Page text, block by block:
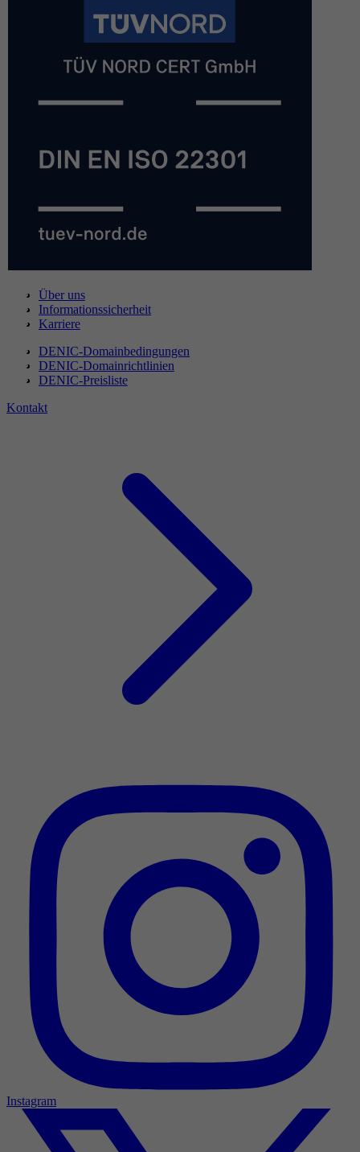
Über uns
Informationssicherheit
Karriere
DENIC-Domainbedingungen
DENIC-Domainrichtlinien
DENIC-Preisliste
Kontakt
Instagram